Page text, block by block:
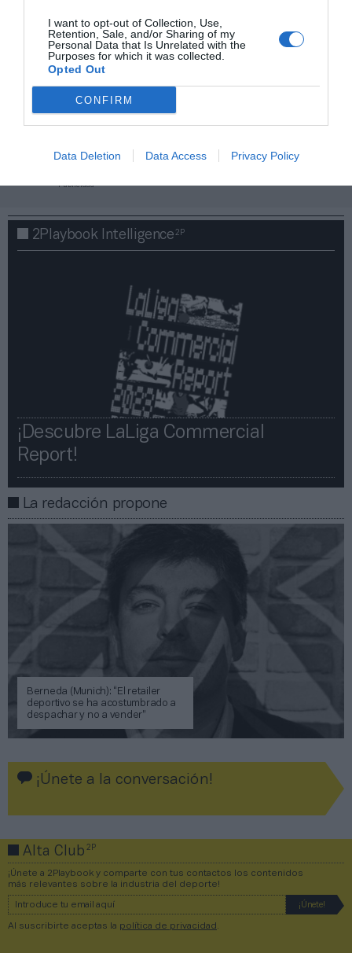
I want to opt-out of Collection, Use,
Retention, Sale, and/or Sharing of my
Personal Data that Is Unrelated with the
Purposes for which it was collected.
Opted Out
CONFIRM
Data Deletion Data Access Privacy Policy
Publicidad
2Playbook Intelligence2P
¡Descubre LaLiga Commercial
Report!​​
La redacción propone
Berneda (Munich): “El retailer
deportivo se ha acostumbrado a
despachar y no a vender”
¡Únete a la conversación!
Alta Club2P
¡Únete a 2Playbook y comparte con tus contactos los contenidos
más relevantes sobre la industria del deporte!
Al suscribirte aceptas la política de privacidad